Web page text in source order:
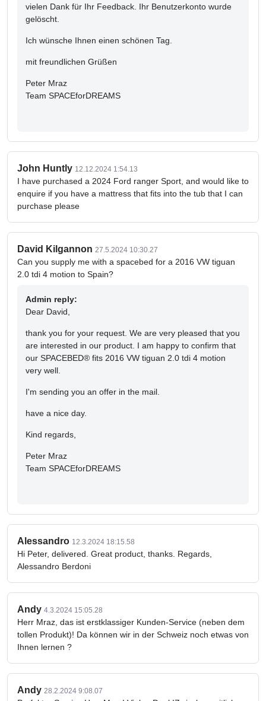
vielen Dank für Ihr Feedback. Ihr Benutzerkonto wurde
gelöscht.
Ich wünsche Ihnen einen schönen Tag.
mit freundlichen Grüßen
Peter Mraz
Team SPACEforDREAMS
John Huntly 12.12.2024 1:54.13
I have purchased a 2024 Ford ranger Sport, and would like to
enquire if you have a mattress that fits into the tub that I can
purchase please
David Kilgannon 27.5.2024 10:30.27
Can you supply me with a spacebed for a 2016 VW tiguan
2.0 tdi 4 motion to Spain?
Admin reply:
Dear David,
thank you for your request. We are very pleased that you
are interested in our product. I am happy to confirm that
our SPACEBED® fits 2016 VW tiguan 2.0 tdi 4 motion
very well.
I'm sending you an offer in the mail.
have a nice day.
Kind regards,
Peter Mraz
Team SPACEforDREAMS
Alessandro 12.3.2024 18:15.58
Hi Peter, delivered. Great product, thanks. Regards,
Alessandro Berdoni
Andy 4.3.2024 15:05.28
Herr Mraz, das ist erstklassiger Kunden-Service (neben dem
tollen Produkt)! Da können wir in der Schweiz noch etwas von
Ihnen lernen ?
Andy 28.2.2024 9:08.07